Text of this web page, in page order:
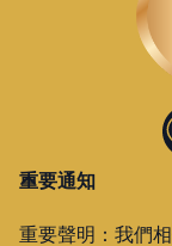
大樹民雄建
05-
重要通知
重要聲明：我們